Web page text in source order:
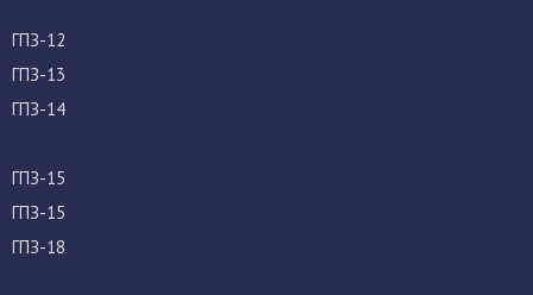
ГПЗ-12
ГПЗ-13
ГПЗ-14
ГПЗ-15
ГПЗ-15
ГПЗ-18